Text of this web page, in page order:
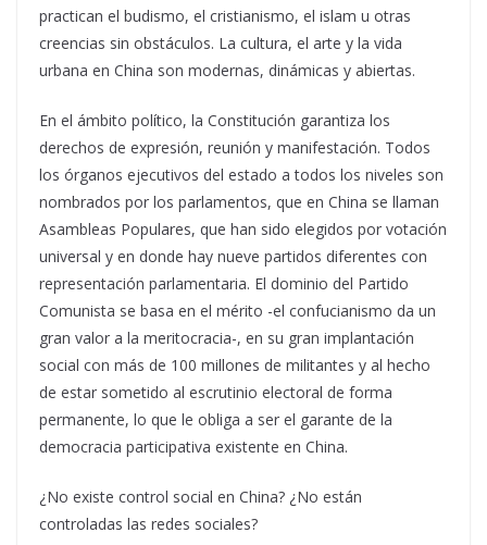
practican el budismo, el cristianismo, el islam u otras
creencias sin obstáculos. La cultura, el arte y la vida
urbana en China son modernas, dinámicas y abiertas.
En el ámbito político, la Constitución garantiza los
derechos de expresión, reunión y manifestación. Todos
los órganos ejecutivos del estado a todos los niveles son
nombrados por los parlamentos, que en China se llaman
Asambleas Populares, que han sido elegidos por votación
universal y en donde hay nueve partidos diferentes con
representación parlamentaria. El dominio del Partido
Comunista se basa en el mérito -el confucianismo da un
gran valor a la meritocracia-, en su gran implantación
social con más de 100 millones de militantes y al hecho
de estar sometido al escrutinio electoral de forma
permanente, lo que le obliga a ser el garante de la
democracia participativa existente en China.
¿No existe control social en China? ¿No están
controladas las redes sociales?